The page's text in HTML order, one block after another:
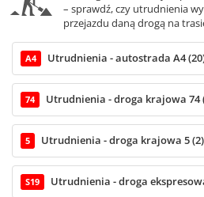
– sprawdź, czy utrudnienia
przejazdu daną drogą na
A4 Utrudnienia - autostrada A4
74 Utrudnienia - droga krajowa 74
5 Utrudnienia - droga krajowa 5 (2)
S19 Utrudnienia - droga